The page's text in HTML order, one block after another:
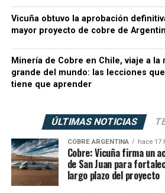
Vicuña obtuvo la aprobación
mayor proyecto de cobre de
Minería de Cobre en Chile, viaje a la
grande del mundo: las lecciones
tiene que aprender
ÚLTIMAS NOTICIAS
COBRE ARGENTINA hace 17
Cobre: Vicuña firma un
de San Juan para
largo plazo del proyecto